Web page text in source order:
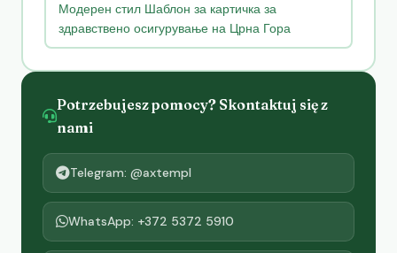
Модерен стил Шаблон за картичка за
здравствено осигурување на Црна Гора
Potrzebujesz pomocy? Skontaktuj się z
nami
Telegram: @axtempl
WhatsApp: +372 5372 5910